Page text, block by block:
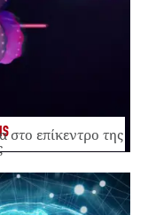
επίκεντρο της